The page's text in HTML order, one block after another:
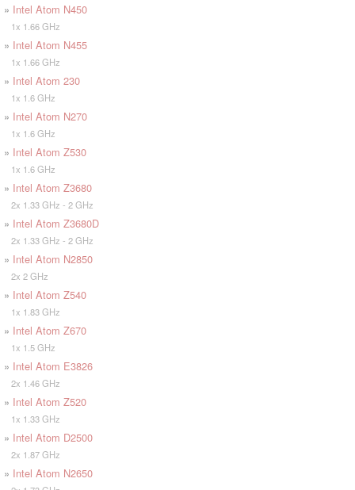
» Intel Atom N450
1x 1.66 GHz
» Intel Atom N455
1x 1.66 GHz
» Intel Atom 230
1x 1.6 GHz
» Intel Atom N270
1x 1.6 GHz
» Intel Atom Z530
1x 1.6 GHz
» Intel Atom Z3680
2x 1.33 GHz - 2 GHz
» Intel Atom Z3680D
2x 1.33 GHz - 2 GHz
» Intel Atom N2850
2x 2 GHz
» Intel Atom Z540
1x 1.83 GHz
» Intel Atom Z670
1x 1.5 GHz
» Intel Atom E3826
2x 1.46 GHz
» Intel Atom Z520
1x 1.33 GHz
» Intel Atom D2500
2x 1.87 GHz
» Intel Atom N2650